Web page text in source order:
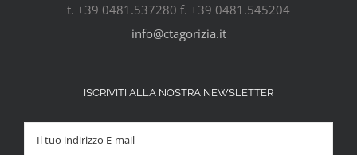
t. +39 0481.537280 f. +39 0481.545204
info@ctagorizia.it
ISCRIVITI ALLA NOSTRA NEWSLETTER